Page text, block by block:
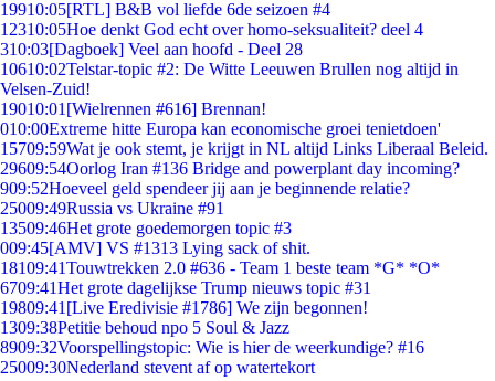
19910:05[RTL] B&B vol liefde 6de seizoen #4
12310:05Hoe denkt God echt over homo-seksualiteit? deel 4
310:03[Dagboek] Veel aan hoofd - Deel 28
10610:02Telstar-topic #2: De Witte Leeuwen Brullen nog altijd in
Velsen-Zuid!
19010:01 [Wielrennen #616] Brennan!
010:00Extreme hitte Europa kan economische groei tenietdoen'
15709:59Wat je ook stemt, je krijgt in NL altijd Links Liberaal Beleid.
29609:54Oorlog Iran #136 Bridge and powerplant day incoming?
909:52Hoeveel geld spendeer jij aan je beginnende relatie?
25009:49Russia vs Ukraine #91
13509:46Het grote goedemorgen topic #3
009:45[AMV] VS #1313 Lying sack of shit.
18109:41Touwtrekken 2.0 #636 - Team 1 beste team *G* *O*
6709:41Het grote dagelijkse Trump nieuws topic #31
19809:41 [Live Eredivisie #1786] We zijn begonnen!
1309:38Petitie behoud npo 5 Soul & Jazz
8909:32Voorspellingstopic: Wie is hier de weerkundige? #16
25009:30Nederland stevent af op watertekort